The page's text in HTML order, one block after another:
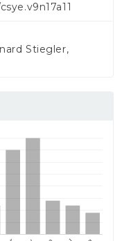
Stiegler,